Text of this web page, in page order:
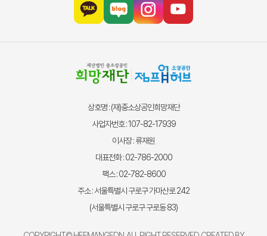
상호명 : (재)중소상공인희망재단
사업자번호 : 107-82-17939
이사장 : 류재원
대표전화 : 02-786-2000
팩스 : 02-782-8600
주소 : 서울특별시 구로구 가마산로 242
(서울특별시 구로구 구로동 83)